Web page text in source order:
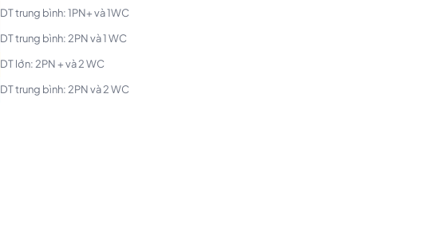
DT trung bình: 1PN+ và 1WC
DT trung bình: 2PN và 1 WC
DT lớn: 2PN + và 2 WC
DT trung bình: 2PN và 2 WC